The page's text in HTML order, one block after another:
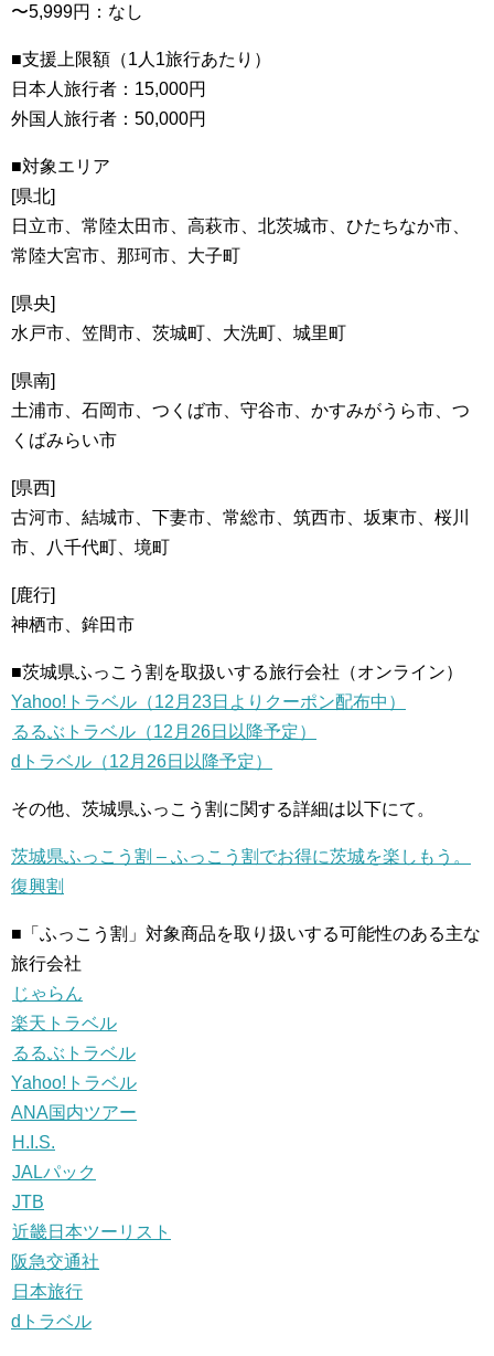
〜5,999円：なし
■支援上限額（1人1旅行あたり）
日本人旅行者：15,000円
外国人旅行者：50,000円
■対象エリア
[県北]
日立市、常陸太田市、高萩市、北茨城市、ひたちなか市、
常陸大宮市、那珂市、大子町
[県央]
水戸市、笠間市、茨城町、大洗町、城里町
[県南]
土浦市、石岡市、つくば市、守谷市、かすみがうら市、つ
くばみらい市
[県西]
古河市、結城市、下妻市、常総市、筑西市、坂東市、桜川
市、八千代町、境町
[鹿行]
神栖市、鉾田市
■茨城県ふっこう割を取扱いする旅行会社（オンライン）
Yahoo!トラベル（12月23日よりクーポン配布中）
るるぶトラベル（12月26日以降予定）
dトラベル（12月26日以降予定）
その他、茨城県ふっこう割に関する詳細は以下にて。
茨城県ふっこう割 – ふっこう割でお得に茨城を楽しもう。
復興割
■「ふっこう割」対象商品を取り扱いする可能性のある主な
旅行会社
じゃらん
楽天トラベル
るるぶトラベル
Yahoo!トラベル
ANA国内ツアー
H.I.S.
JALパック
JTB
近畿日本ツーリスト
阪急交通社
日本旅行
dトラベル